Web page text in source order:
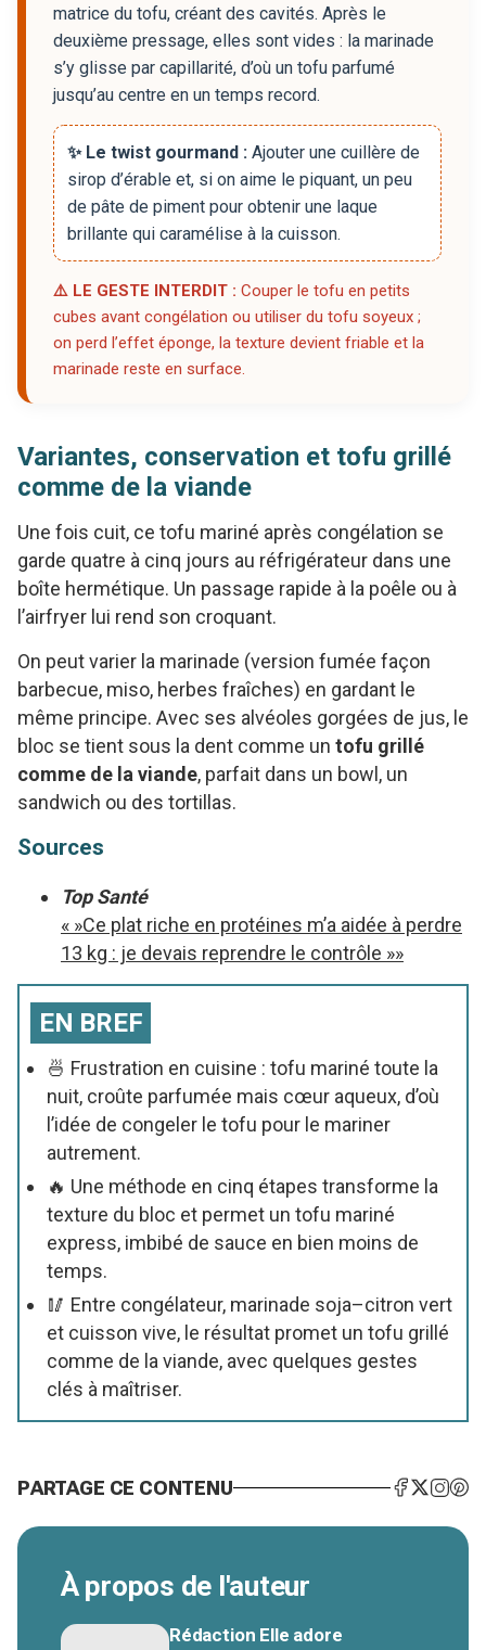
matrice du tofu, créant des cavités. Après le
deuxième pressage, elles sont vides : la marinade
s’y glisse par capillarité, d’où un tofu parfumé
jusqu’au centre en un temps record.
✨ Le twist gourmand : Ajouter une cuillère de
sirop d’érable et, si on aime le piquant, un peu
de pâte de piment pour obtenir une laque
brillante qui caramélise à la cuisson.
⚠️ LE GESTE INTERDIT : Couper le tofu en petits
cubes avant congélation ou utiliser du tofu soyeux ;
on perd l’effet éponge, la texture devient friable et la
marinade reste en surface.
Variantes, conservation et tofu grillé
comme de la viande
Une fois cuit, ce tofu mariné après congélation se
garde quatre à cinq jours au réfrigérateur dans une
boîte hermétique. Un passage rapide à la poêle ou à
l’airfryer lui rend son croquant.
On peut varier la marinade (version fumée façon
barbecue, miso, herbes fraîches) en gardant le
même principe. Avec ses alvéoles gorgées de jus, le
bloc se tient sous la dent comme un tofu grillé
comme de la viande, parfait dans un bowl, un
sandwich ou des tortillas.
Sources
Top Santé
« »Ce plat riche en protéines m’a aidée à perdre
13 kg : je devais reprendre le contrôle »»
EN BREF
🍜 Frustration en cuisine : tofu mariné toute la
nuit, croûte parfumée mais cœur aqueux, d’où
l’idée de congeler le tofu pour le mariner
autrement.
🔥 Une méthode en cinq étapes transforme la
texture du bloc et permet un tofu mariné
express, imbibé de sauce en bien moins de
temps.
🥢 Entre congélateur, marinade soja–citron vert
et cuisson vive, le résultat promet un tofu grillé
comme de la viande, avec quelques gestes
clés à maîtriser.
PARTAGE CE CONTENU
À propos de l'auteur
Rédaction Elle adore